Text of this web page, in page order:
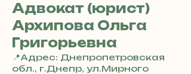
Адвокат (юрист)
Архипова Ольга
Григорьевна
📍Адрес: Днепропетровская
обл., г.Днепр, ул.Мирного